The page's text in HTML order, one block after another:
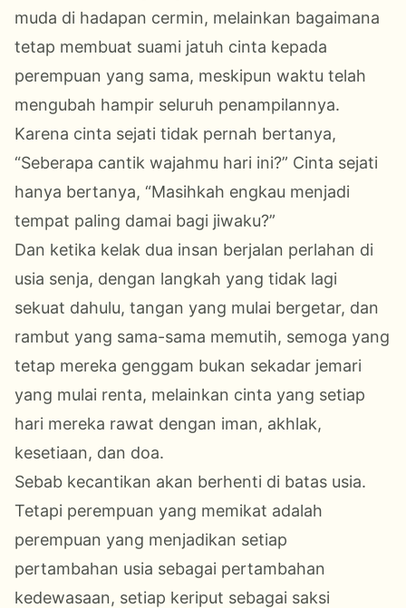
muda di hadapan cermin, melainkan bagaimana
tetap membuat suami jatuh cinta kepada
perempuan yang sama, meskipun waktu telah
mengubah hampir seluruh penampilannya.
Karena cinta sejati tidak pernah bertanya,
“Seberapa cantik wajahmu hari ini?” Cinta sejati
hanya bertanya, “Masihkah engkau menjadi
tempat paling damai bagi jiwaku?”
Dan ketika kelak dua insan berjalan perlahan di
usia senja, dengan langkah yang tidak lagi
sekuat dahulu, tangan yang mulai bergetar, dan
rambut yang sama-sama memutih, semoga yang
tetap mereka genggam bukan sekadar jemari
yang mulai renta, melainkan cinta yang setiap
hari mereka rawat dengan iman, akhlak,
kesetiaan, dan doa.
Sebab kecantikan akan berhenti di batas usia.
Tetapi perempuan yang memikat adalah
perempuan yang menjadikan setiap
pertambahan usia sebagai pertambahan
kedewasaan, setiap keriput sebagai saksi